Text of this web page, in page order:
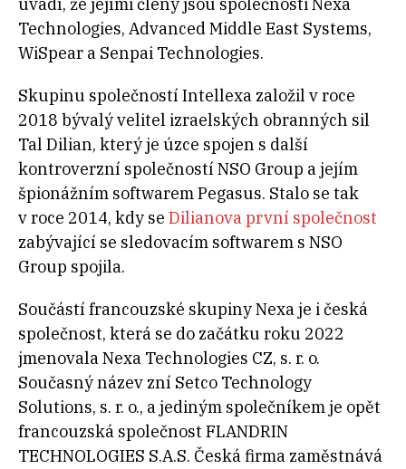
uvádí, že jejími členy jsou společnosti Nexa
Technologies, Advanced Middle East Systems,
WiSpear a Senpai Technologies.
Skupinu společností Intellexa založil v roce
2018 bývalý velitel izraelských obranných sil
Tal Dilian, který je úzce spojen s další
kontroverzní společností NSO Group a jejím
špionážním softwarem Pegasus. Stalo se tak
v roce 2014, kdy se Dilianova první společnost
zabývající se sledovacím softwarem s NSO
Group spojila.
Součástí francouzské skupiny Nexa je i česká
společnost, která se do začátku roku 2022
jmenovala Nexa Technologies CZ, s. r. o.
Současný název zní Setco Technology
Solutions, s. r. o., a jediným společníkem je opět
francouzská společnost FLANDRIN
TECHNOLOGIES S.A.S. Česká firma zaměstnává